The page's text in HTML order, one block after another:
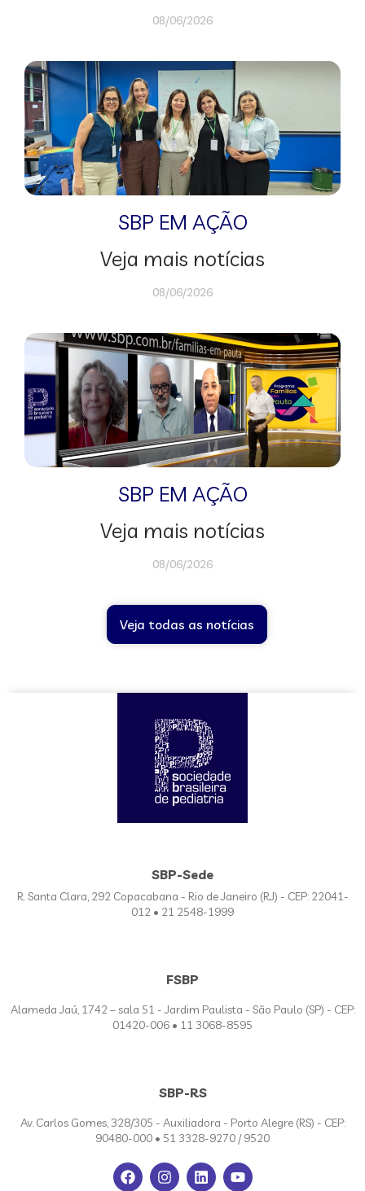
08/06/2026
SBP EM AÇÃO
Veja mais notícias
08/06/2026
SBP EM AÇÃO
Veja mais notícias
08/06/2026
Veja todas as notícias
SBP-Sede
R. Santa Clara, 292 Copacabana - Rio de Janeiro (RJ) - CEP: 22041-
012 • 21 2548-1999
FSBP
Alameda Jaú, 1742 – sala 51 - Jardim Paulista - São Paulo (SP) - CEP:
01420-006 • 11 3068-8595
SBP-RS
Av. Carlos Gomes, 328/305 - Auxiliadora - Porto Alegre (RS) - CEP:
90480-000 • 51 3328-9270 / 9520